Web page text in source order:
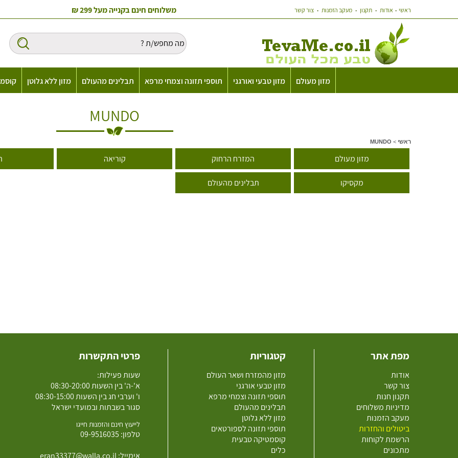
ראשי אודות תקנון מעקב הזמנות צור קשר משלוחים חינם בקנייה מעל 299 ₪
מזון מעולם מזון טבעי ואורגני תוספי תזונה וצמחי מרפא תבלינים מהעולם מזון ללא גלוטן
MUNDO
ראשי >
MUNDO
מזון מעולם המזרח הרחוק קוריאה
מקסיקו תבלינים מהעולם
מפת אתר
אודות
צור קשר
תקנון חנות
מדיניות משלוחים
מעקב הזמנות
ביטולים והחזרות
הרשמת לקוחות
מתכונים
קטגוריות
מזון מהמזרח ושאר העולם
מזון טבעי אורגני
תוספי תזונה וצמחי מרפא
תבלינים מהעולם
מזון ללא גלוטן
תוספי תזונה לספורטאים
קוסמטיקה טבעית
כלים
פרטי התקשרות
שעות פעילות:
א'-ה' בין השעות 08:30-20:00
ו' וערבי חג בין השעות 08:30-15:00
סגור בשבתות ובמועדי ישראל
לייעוץ חינם והזמנות חייגו
טלפון: 09-9516035
אימייל: eran33377@walla.co.il